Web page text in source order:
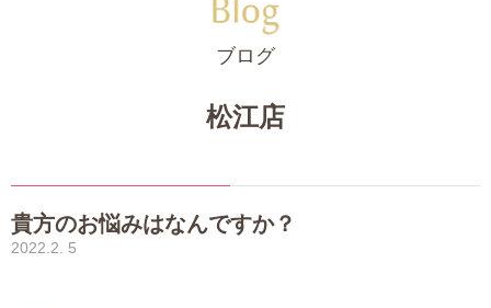
ブログ
松江店
貴方のお悩みはなんですか？
2022.2. 5